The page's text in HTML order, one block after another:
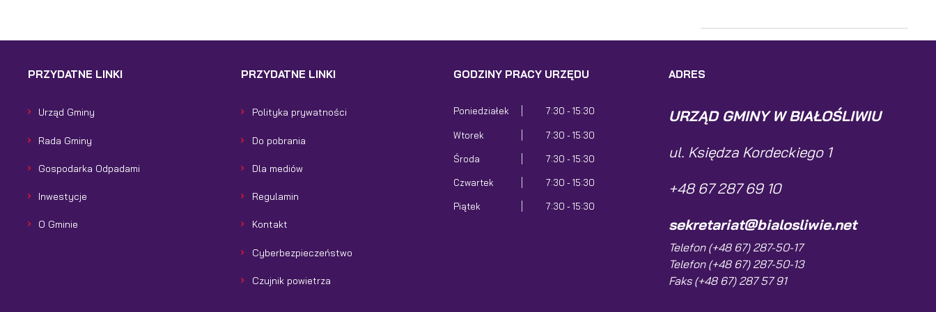
PRZYDATNE LINKI
Urząd Gminy
Rada Gminy
Gospodarka Odpadami
Inwestycje
O Gminie
PRZYDATNE LINKI
Polityka prywatności
Do pobrania
Dla mediów
Regulamin
Kontakt
Cyberbezpieczeństwo
Czujnik powietrza
GODZINY PRACY URZĘDU
Poniedziałek 7:30 - 15:30
Wtorek 7:30 - 15:30
Środa 7:30 - 15:30
Czwartek 7:30 - 15:30
Piątek 7:30 - 15:30
ADRES
URZĄD GMINY W BIAŁOŚLIWIU
ul. Księdza Kordeckiego 1
+48 67 287 69 10
sekretariat@bialosliwie.net
Telefon (+48 67) 287-50-17
Telefon (+48 67) 287-50-13
Faks (+48 67) 287 57 91